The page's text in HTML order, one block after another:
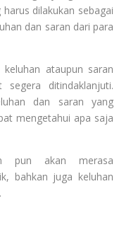
dilakukan sebagai
dan saran dari para
ataupun saran
ditindaklanjuti.
dan saran yang
mengetahui apa saja
pun akan merasa
bahkan juga keluhan